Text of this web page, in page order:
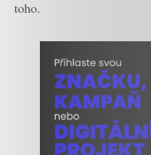
toho.